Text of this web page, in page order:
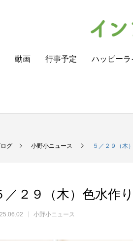
動画 行事予定 ハッピーラ
グ 小野小ニュース ５／２９（木
／２９（木）色水作
小野小ニュース